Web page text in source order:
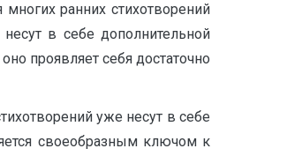
ранних стихотворений
в себе дополнительной
проявляет себя достаточно
уже несут в себе
своеобразным ключом к